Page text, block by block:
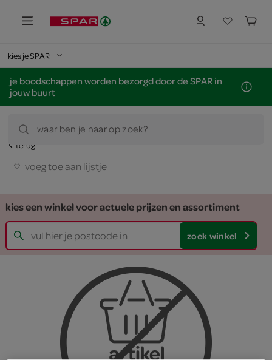
kies je SPAR
je boodschappen worden bezorgd door de SPAR in
jouw buurt
waar ben je naar op zoek?
terug
voeg toe aan lijstje
kies een winkel voor actuele prijzen en assortiment
zoek winkel